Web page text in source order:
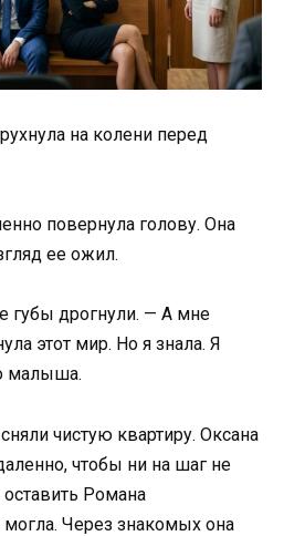
на колени перед
повернула голову. Она
ее ожил.
губы дрогнули. — А мне
этот мир. Но я знала. Я
малыша.
чистую квартиру. Оксана
чтобы ни на шаг не
оставить Романа
Через знакомых она